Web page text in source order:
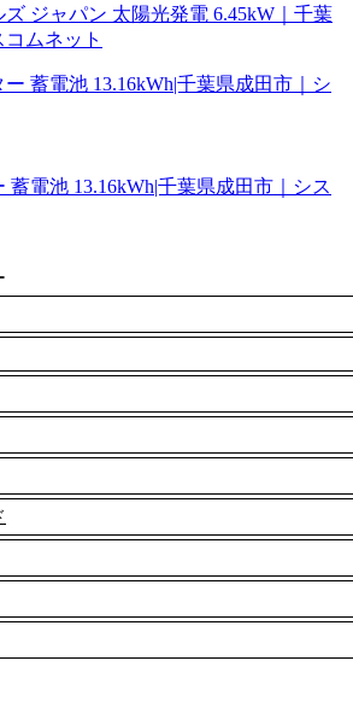
ジャパン 太陽光発電 6.45kW｜千葉
ムネット
蓄電池 13.16kWh|千葉県成田市｜シス